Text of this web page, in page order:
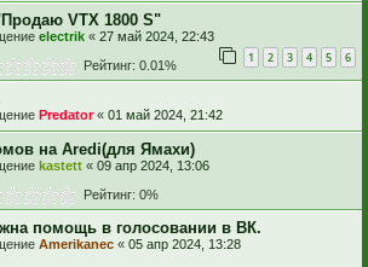
VTX 1800 S"
electrik « 27 май 2024, 22:43
1 2 3 4 5 6
Рейтинг: 0.01%
Predator« 01 май 2024, 21:42
на Aredi(для Ямахи)
kastett « 09 апр 2024, 13:06
Рейтинг: 0%
помощь в голосовании в ВК.
Amerikanec « 05 апр 2024, 13:28